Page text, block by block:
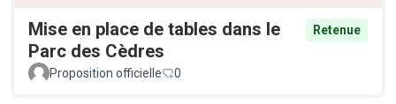
Mise en place de tables dans le
Parc des Cèdres
Retenue
Proposition officielle 0